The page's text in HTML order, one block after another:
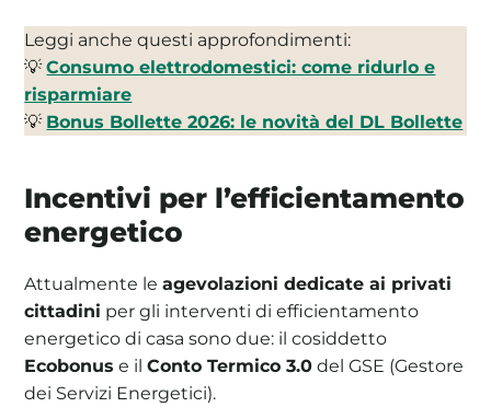
Leggi anche questi approfondimenti:
💡Consumo elettrodomestici: come ridurlo e
risparmiare
💡 Bonus Bollette 2026: le novità del DL Bollette
Incentivi per l’efficientamento
energetico
Attualmente leagevolazioni dedicate ai privati
cittadini per gli interventi di efficientamento
energetico di casa sono due: il cosiddetto
Ecobonus e ilConto Termico 3.0 del GSE (Gestore
dei Servizi Energetici).